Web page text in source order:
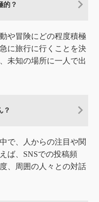
的？
や冒険にどの程度積極
に旅行に行くことを決
未知の場所に一人で出
？
で、人からの注目や関
ば、SNSでの投稿頻
、周囲の人々との対話